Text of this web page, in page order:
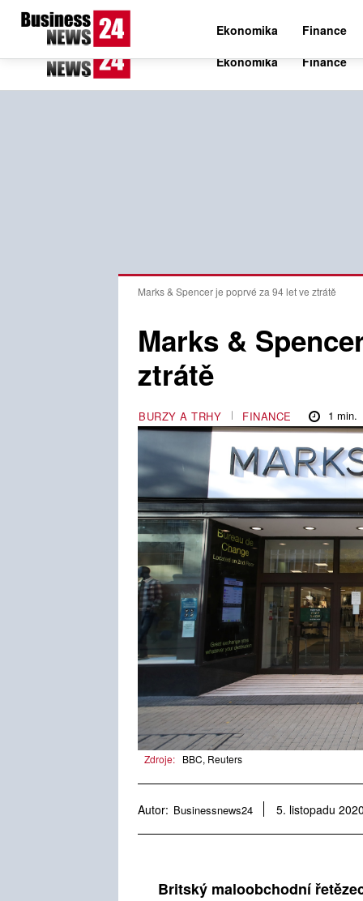
24.6 Czech
Čtvrtek 6. srpna 2026
Ekonomika Finance
Marks & Spencer je poprvé za 94 let ve ztrátě
Marks &
ztrátě
BURZY A TRHY FINANCE 1 min.
Zdroje: BBC, Reuters
Autor: Businessnews24 5. listopadu 2020
Britský maloobchodní